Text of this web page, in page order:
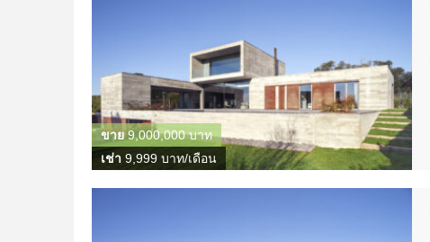
เช่า 9,999 บาท/เดือน
ขาย9,000,000 บาท